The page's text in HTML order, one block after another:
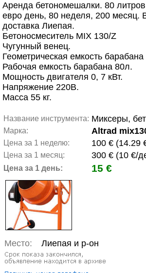
Аренда бетономешалки. 80
евро день, 80 неделя, 200 месяц.
доставка Лиепая.
Бетоносмеситель MIX 130/Z
Чугунный венец.
Геометрическая емкость
Рабочая емкость барабана 80л.
Мощность двигателя 0, 7 кВт.
Напряжение 220В.
Масса 55 кг.
Название инструмента: Миксеры,
Марка: Altrad
Цена за 1 неделю: 100 € (14.29
Цена за 1 месяц: 300 € (10 €/
Цена за 1 день: 15 €
Место: Лиепая и р-он